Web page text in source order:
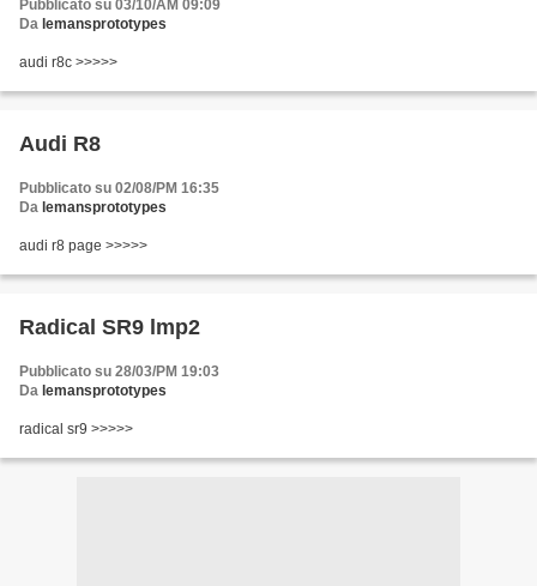
Pubblicato su 03/10/AM 09:09
Da lemansprototypes
audi r8c >>>>>
Audi R8
Pubblicato su 02/08/PM 16:35
Da lemansprototypes
audi r8 page >>>>>
Radical SR9 lmp2
Pubblicato su 28/03/PM 19:03
Da lemansprototypes
radical sr9 >>>>>